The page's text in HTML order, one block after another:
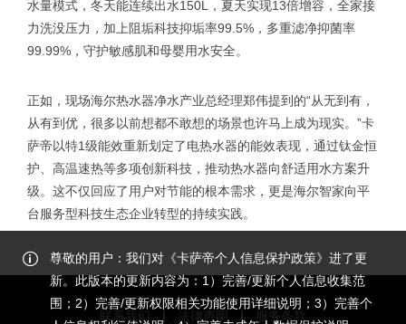
水量模式，冬天能连续出水150L，夏天实现13倍增容，全家接
力洗没压力，加上阻垢科技抑垢率99.5%，多重滤净抑菌率
99.99%，守护敏感肌和母婴用水安全。
正如，现场海尔热水器净水产业总经理郑伟提到的“从无到有，
从有到优，很多以前想都不敢想的场景也许马上成为现实。”卡
萨帝以特1级能效重新划定了电热水器的能效表现，通过钛金恒
护、高温速热等多项创新科技，推动热水器向舒适用水方案升
级。这不仅回应了用户对节能的根本需求，更是海尔智家向平
台服务型科技生态企业转型的持续实践。
联系我们 法律声明 服务条款
尊敬的用户：我们对《卡萨帝个人信息保护政策》进了更
新。此版本的更新内容为：1）完善/更新个人信息收集范
围；2）完善/更新权限相关功能使用详细说明；3）完善个